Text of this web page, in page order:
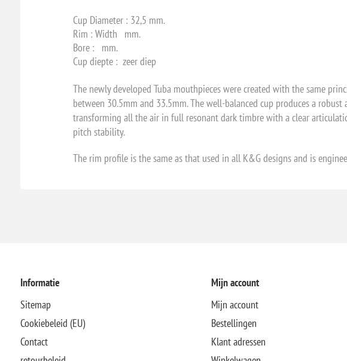
Cup Diameter : 32,5 mm.
Rim : Width mm.
Bore : mm.
Cup diepte : zeer diep
The newly developed Tuba mouthpieces were created with the same
between 30.5mm and 33.5mm. The well-balanced cup produces a
transforming all the air in full resonant dark timbre with a clear
pitch stability.
The rim profile is the same as that used in all K&G designs and is
Informatie
Sitemap
Cookiebeleid (EU)
Contact
Mijn account
Mijn account
Bestellingen
Klant adressen